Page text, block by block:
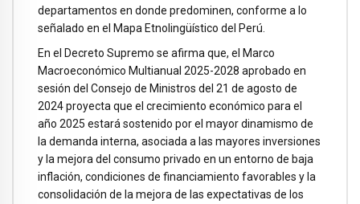
departamentos en donde predominen, conforme a lo
señalado en el Mapa Etnolingüístico del Perú.
En el Decreto Supremo se afirma que, el Marco
Macroeconómico Multianual 2025-2028 aprobado en
sesión del Consejo de Ministros del 21 de agosto de
2024 proyecta que el crecimiento económico para el
año 2025 estará sostenido por el mayor dinamismo de
la demanda interna, asociada a las mayores inversiones
y la mejora del consumo privado en un entorno de baja
inflación, condiciones de financiamiento favorables y la
consolidación de la mejora de las expectativas de los